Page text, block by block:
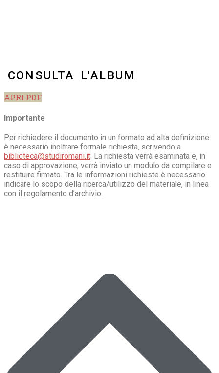
CONSULTA L'ALBUM
APRI PDF
Importante
Per richiedere il documento in un formato ad alta definizione
è necessario inoltrare formale richiesta, scrivendo a
biblioteca@studiromani.it. La richiesta verrà esaminata e, in
caso di approvazione, verrà inviato un modulo da compilare e
restituire firmato. Tra le informazioni richieste è necessario
indicare lo scopo della ricerca/utilizzo del materiale, in linea
con il regolamento d’archivio.